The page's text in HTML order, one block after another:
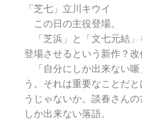
「芝七」立川キウイ
この日の主役登場。
「芝浜」と「文七元結」
登場させるという新作？改
「自分にしか出来ない噺
う。それは重要なことだ
うじゃないか。談春さん
しか出来ない落語。